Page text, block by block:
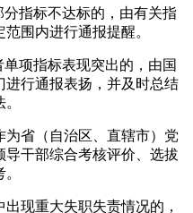
指标不达标的，由有关指
围内进行通报提醒。
项指标表现突出的，由国
行通报表扬，并及时总结
省（自治区、直辖市）党
干部综合考核评价、选拔
现重大失职失责情况的，